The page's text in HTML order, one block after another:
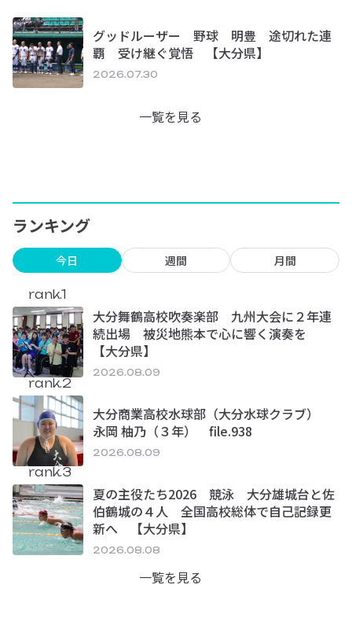
グッドルーザー 野球 明豊 途切れた連
覇 受け継ぐ覚悟 【大分県】
2026.07.30
一覧を見る
ランキング
今日 週間 月間
rank.1
大分舞鶴高校吹奏楽部 九州大会に２年連
続出場 被災地熊本で心に響く演奏を
【大分県】
2026.08.09
rank.2
大分商業高校水球部（大分水球クラブ）
永岡 柚乃（３年） file.938
2026.08.09
rank.3
夏の主役たち2026 競泳 大分雄城台と佐
伯鶴城の４人 全国高校総体で自己記録更
新へ 【大分県】
2026.08.08
一覧を見る